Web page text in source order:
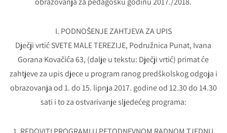
I. PODNOŠENJE ZAHTJEVA ZA UPIS
Dječji vrtić SVETE MALE TEREZIJE, Podružnica Punat, Ivana
Gorana Kovačića 63, (dalje u tekstu: Dječji vrtić) primat će
zahtjeve za upis djece u program ranog predškolskog odgoja i
obrazovanja od 1. do 15. lipnja 2017. godine od 12.30 do 14.30
sati i to za ostvarivanje sljedećeg programa: